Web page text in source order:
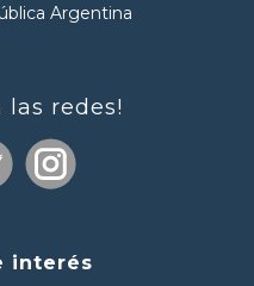
Argentina
las redes!
interés